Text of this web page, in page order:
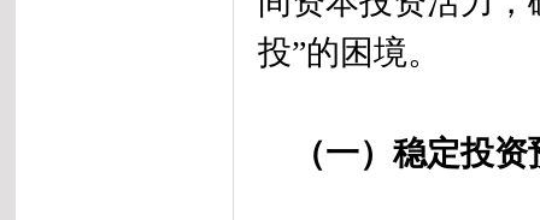
投”的困境。
（一）稳定投